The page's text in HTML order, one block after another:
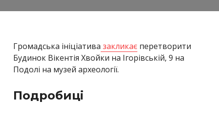
Громадська ініціатива закликає перетворити
Будинок Вікентія Хвойки на Ігорівській, 9 на
Подолі на музей археології.
Подробиці